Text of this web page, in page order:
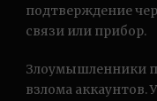
подтверждение
связи или прибор.
Злоумышленники
взлома аккаунтов.